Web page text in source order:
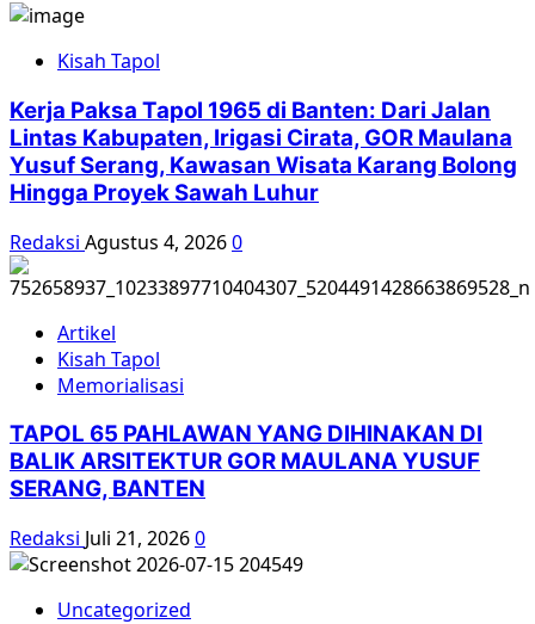
Gestok?
Kisah Tapol
Kerja Paksa Tapol 1965 di Banten: Dari Jalan
Lintas Kabupaten, Irigasi Cirata, GOR Maulana
Yusuf Serang, Kawasan Wisata Karang Bolong
Hingga Proyek Sawah Luhur
Redaksi Agustus 4, 20260
Artikel
Kisah Tapol
Memorialisasi
TAPOL 65 PAHLAWAN YANG DIHINAKAN DI
BALIK ARSITEKTUR GOR MAULANA YUSUF
SERANG, BANTEN
Redaksi Juli 21, 20260
Uncategorized